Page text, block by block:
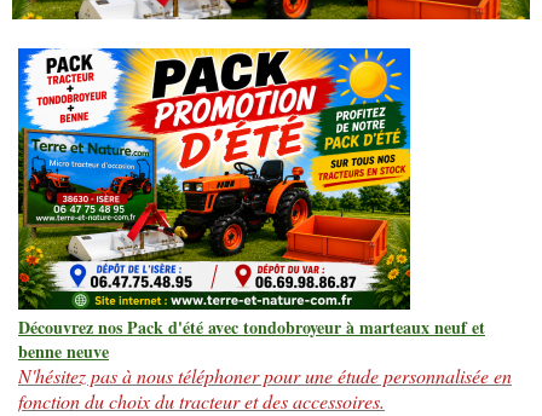
Découvrez nos Pack d'été avec tondobroyeur à marteaux neuf et
benne neuve
N'hésitez pas à nous téléphoner pour une étude personnalisée en
fonction du choix du tracteur et des accessoires.